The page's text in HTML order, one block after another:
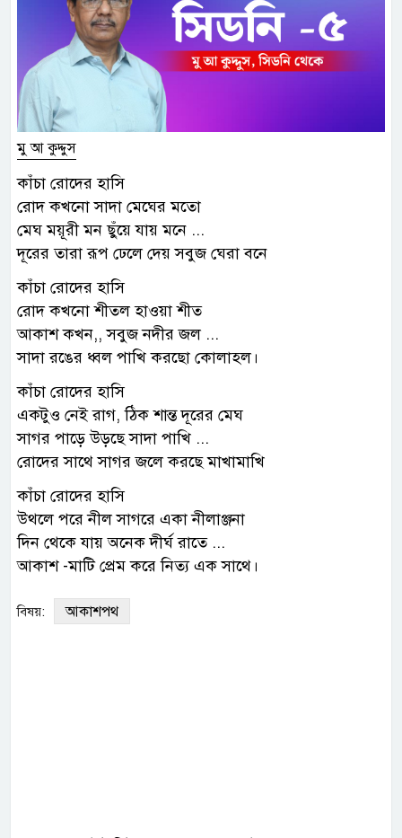
মু আ কুদ্দুস
কাঁচা রোদের হাসি
রোদ কখনো সাদা মেঘের মতো
মেঘ ময়ূরী মন ছুঁয়ে যায় মনে ...
দূরের তারা রূপ ঢেলে দেয় সবুজ ঘেরা বনে
কাঁচা রোদের হাসি
রোদ কখনো শীতল হাওয়া শীত
আকাশ কখন,, সবুজ নদীর জল ...
সাদা রঙের ধ্বল পাখি করছো কোলাহল।
কাঁচা রোদের হাসি
একটুও নেই রাগ, ঠিক শান্ত দূরের মেঘ
সাগর পাড়ে উড়ছে সাদা পাখি ...
রোদের সাথে সাগর জলে করছে মাখামাখি
কাঁচা রোদের হাসি
উথলে পরে নীল সাগরে একা নীলাঞ্জনা
দিন থেকে যায় অনেক দীর্ঘ রাতে ...
আকাশ -মাটি প্রেম করে নিত্য এক সাথে।
বিষয়: আকাশপথ